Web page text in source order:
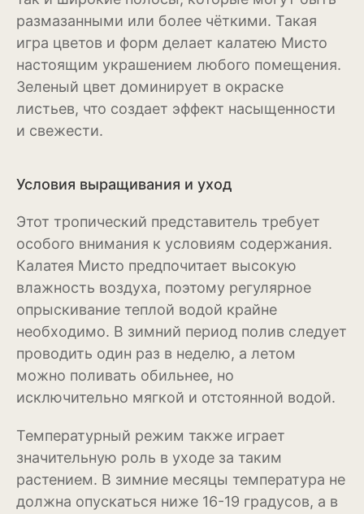
Хоста
Хризантема
Цинния
Эхинацея
Эшшольция
Зерновые культуры
Кукуруза
Овёс
Пшеница
Аглаонема
Алоказия
размазанными или более чёткими. Такая
игра цветов и форм делает калатею Мисто
настоящим украшением любого помещения.
Зеленый цвет доминирует в окраске
листьев, что создает эффект насыщенности
и свежести.
Условия выращивания и уход
Этот тропический представитель требует
особого внимания к условиям содержания.
Калатея Мисто предпочитает высокую
влажность воздуха, поэтому регулярное
опрыскивание теплой водой крайне
необходимо. В зимний период полив следует
проводить один раз в неделю, а летом
можно поливать обильнее, но
исключительно мягкой и отстоянной водой.
Температурный режим также играет
значительную роль в уходе за таким
растением. В зимние месяцы температура не
должна опускаться ниже 16-19 градусов, а в